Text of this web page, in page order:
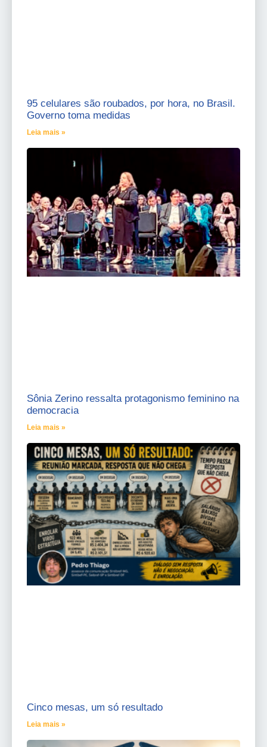
95 celulares são roubados, por hora, no Brasil.
Governo toma medidas
Leia mais »
Sônia Zerino ressalta protagonismo feminino na
democracia
Leia mais »
Cinco mesas, um só resultado
Leia mais »